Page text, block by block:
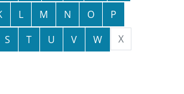
L M N O
P
S T U V W
X